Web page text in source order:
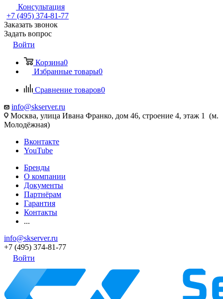
Консультация
+7 (495) 374-81-77
Заказать звонок
Задать вопрос
Войти
Корзина0
Избранные товары0
Сравнение товаров0
info@skserver.ru
Москва, улица Ивана Франко, дом 46, строение 4, этаж 1 (м.
Молодёжная)
Вконтакте
YouTube
Бренды
О компании
Документы
Партнёрам
Гарантия
Контакты
...
info@skserver.ru
+7 (495) 374-81-77
Войти